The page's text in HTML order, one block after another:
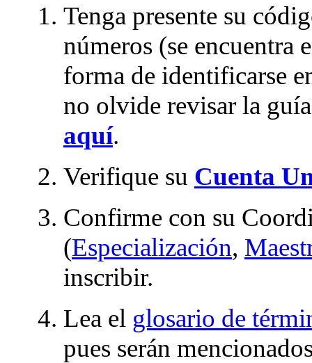
Tenga presente su
números (se encuentra
forma de identificarse
no olvide revisar la
aquí.
Verifique su Cuenta
Confirme con su
(Especialización,
inscribir.
Lea el glosario de
pues serán